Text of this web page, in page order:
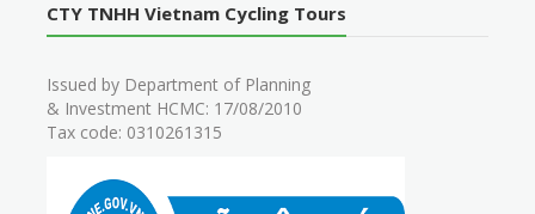
c
CTY TNHH Vietnam Cycling Tours
Issued by Department of Planning
& Investment HCMC: 17/08/2010
Tax code: 0310261315